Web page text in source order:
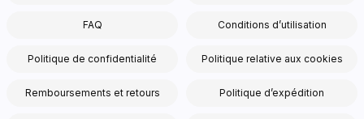
FAQ Conditions d’utilisation
Politique de confidentialité Politique relative aux cookies
Remboursements et retours Politique d’expédition